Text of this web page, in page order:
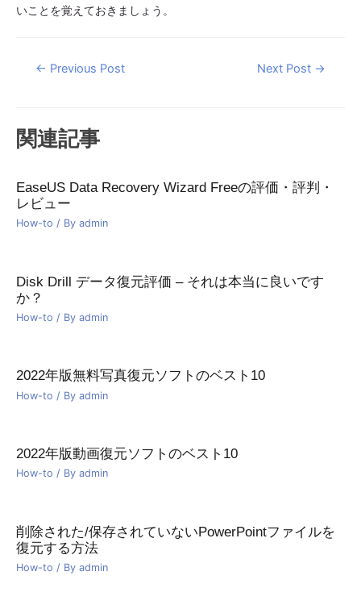
いことを覚えておきましょう。
Post← Previous Post Next Post →
関連記事
EaseUS Data Recovery Wizard Freeの評価・評判・
レビュー
How-to / By admin
Disk Drill データ復元評価 – それは本当に良いです
か？
How-to / By admin
2022年版無料写真復元ソフトのベスト10
How-to / By admin
2022年版動画復元ソフトのベスト10
How-to / By admin
削除された/保存されていないPowerPointファイルを
復元する方法
How-to / By admin